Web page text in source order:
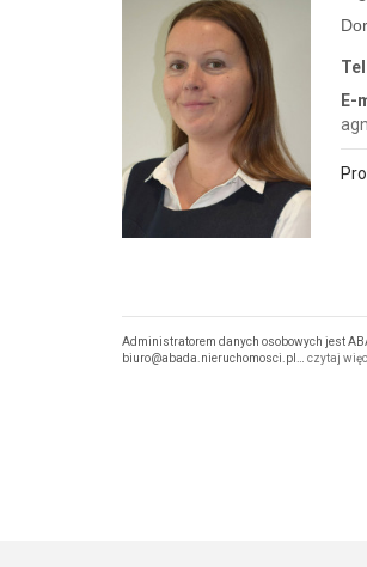
E-
Administratorem danych osobowych jest
biuro@abada.nieruchomosci.pl… czytaj